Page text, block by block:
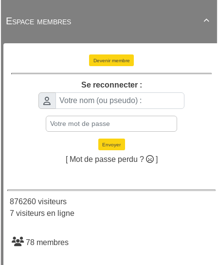

Espace membres
Devenir membre
Se reconnecter :
Envoyer
[ Mot de passe perdu ? ]
876260 visiteurs
7 visiteurs en ligne
78 membres